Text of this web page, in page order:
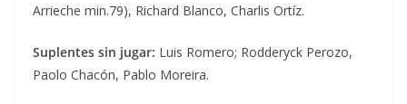
Arrieche min.79), Richard Blanco, Charlis Ortíz.
Suplentes sin jugar: Luis Romero; Rodderyck Perozo,
Paolo Chacón, Pablo Moreira.